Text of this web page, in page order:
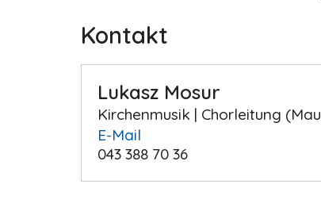
Kontakt
Lukasz Mosur
Kirchenmusik | Chorleitung
E-Mail
043 388 70 36